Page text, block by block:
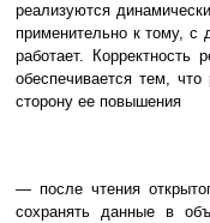
реализуются
применительно к тому, с
работает. Корректность
обеспечивается тем,
сторону ее повышения
— после чтения
сохранять данные в